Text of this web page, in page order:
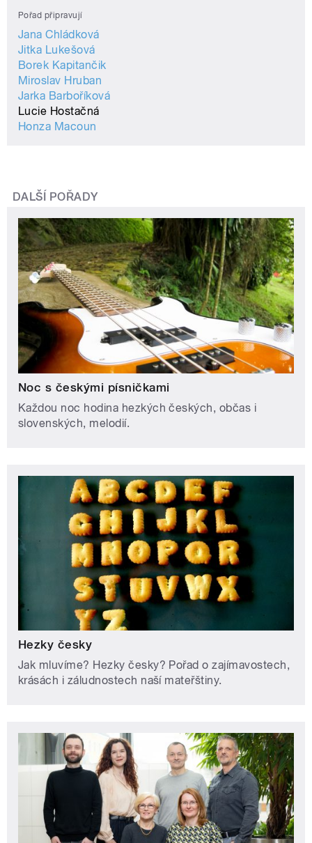
Pořad připravují
Jana Chládková
Jitka Lukešová
Borek Kapitančik
Miroslav Hruban
Jarka Barboříková
Lucie Hostačná
Honza Macoun
DALŠÍ POŘADY
Noc s českými písničkami
Každou noc hodina hezkých českých, občas i
slovenských, melodií.
Hezky česky
Jak mluvíme? Hezky česky? Pořad o zajímavostech,
krásách i záludnostech naší mateřštiny.